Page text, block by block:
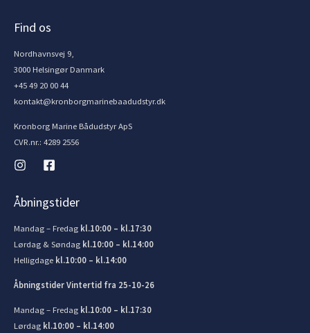
Find os
Nordhavnsvej 9,
3000 Helsingør Danmark
+45 49 20 00 44
kontakt@kronborgmarinebaadudstyr.dk
Kronborg Marine Bådudstyr ApS
CVR.nr.: 4289 2556
Åbningstider
Mandag – Fredag kl.10:00 – kl.17:30
Lørdag & Søndag kl.10:00 – kl.14:00
Helligdage kl.10:00 – kl.14:00
Åbningstider Vintertid fra 25-10-26
Mandag – Fredag kl.10:00 – kl.17:30
Lørdag kl.10:00 – kl.14:00